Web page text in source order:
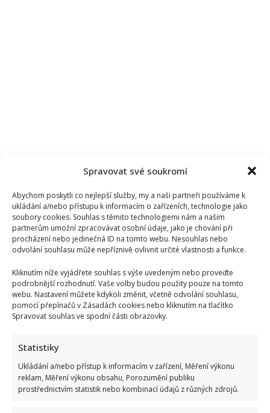
Spravovat své soukromí
Abychom poskytli co nejlepší služby, my a naši partneři používáme k
ukládání a/nebo přístupu k informacím o zařízeních, technologie jako
soubory cookies. Souhlas s těmito technologiemi nám a našim
partnerům umožní zpracovávat osobní údaje, jako je chování při
procházení nebo jedinečná ID na tomto webu. Nesouhlas nebo
odvolání souhlasu může nepříznivě ovlivnit určité vlastnosti a funkce.
Kliknutím níže vyjádřete souhlas s výše uvedeným nebo proveďte
podrobnější rozhodnutí. Vaše volby budou použity pouze na tomto
webu. Nastavení můžete kdykoli změnit, včetně odvolání souhlasu,
pomocí přepínačů v Zásadách cookies nebo kliknutím na tlačítko
Spravovat souhlas ve spodní části obrazovky.
Statistiky
Ukládání a/nebo přístup k informacím v zařízení, Měření výkonu
reklam, Měření výkonu obsahu, Porozumění publiku
prostřednictvím statistik nebo kombinací údajů z různých zdrojů.
odhalí, kdo by se tehdy domluvil